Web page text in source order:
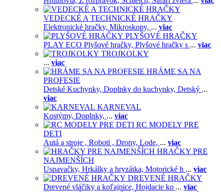
VEDECKÉ A TECHNICKÉ HRAČKY
Elektronické hračky, Mikroskopy, ... viac
PLYŠOVÉ HRAČKY
PLAY ECO Plyšové hračky, Plyšové hračky s ... viac
TROJKOLKY
... viac
HRÁME SA NA
PROFESIE
Detské Kuchynky, Doplnky do kuchynky, Detský ...
viac
KARNEVAL
Kostýmy, Doplnky, ... viac
RC MODELY PRE
DETI
Autá a stroje , Roboti , Drony, Lode, ... viac
HRAČKY PRE
NAJMENŠÍCH
Uspavačky, Hrkálky a hryzátka, Motorické h ... viac
DREVENÉ HRAČKY
Drevené vláčiky a koľajnice, Hojdacie ko ... viac